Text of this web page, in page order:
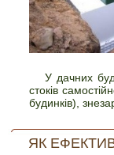
У дачних
стоків
будинків),
ЯК